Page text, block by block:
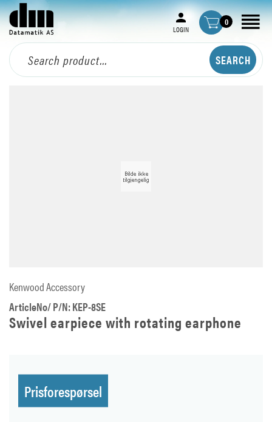
LOGIN
0
Kenwood Accessory
ArticleNo/ P/N: KEP-8SE
Swivel earpiece with rotating earphone
Prisforespørsel